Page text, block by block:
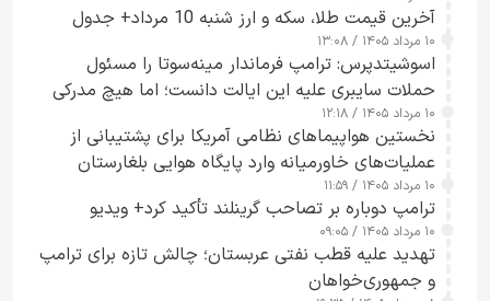
آخرین قیمت طلا، سکه و ارز شنبه 10 مرداد+ جدول
۱۰ مرداد ۱۴۰۵ / ۱۳:۰۸
اسوشیتدپرس: ترامپ فرماندار مینه‌سوتا را مسئول
حملات سایبری علیه این ایالت دانست؛ اما هیچ مدرکی
ارائه نکرد
۱۰ مرداد ۱۴۰۵ / ۱۲:۱۸
نخستین هواپیماهای نظامی آمریکا برای پشتیبانی از
عملیات‌های خاورمیانه وارد پایگاه هوایی بلغارستان
شدند
۱۰ مرداد ۱۴۰۵ / ۱۱:۵۹
ترامپ دوباره بر تصاحب گرینلند تأکید کرد+ ویدیو
۱۰ مرداد ۱۴۰۵ / ۰۹:۰۵
تهدید علیه قطب نفتی عربستان؛ چالش تازه برای ترامپ
و جمهوری‌خواهان